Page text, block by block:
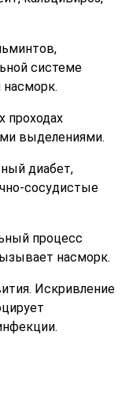
системе
проходах
выделениями.
диабет,
сосудистые
процесс
насморк.
Искривление